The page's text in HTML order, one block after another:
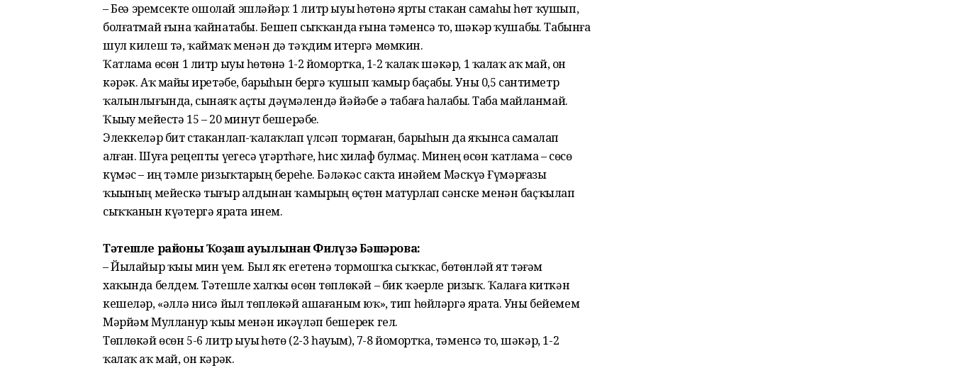
– Беҙҙә эремсекте ошолай эшләйҙәр: 1 литр ыуыҙ һөтөнә ярты стакан самаһы һөт ҡушып,
болғатмай ғына ҡайнатабыҙ. Бешеп сыҡҡанда ғына тәменсә тоҙ, шәкәр ҡушабыҙ. Табынға
шул килеш тә, ҡаймаҡ менән дә тәҡдим итергә мөмкин.
Ҡатлама өсөн 1 литр ыуыҙ һөтөнә 1-2 йомортҡа, 1-2 ҡалаҡ шәкәр, 1 ҡалаҡ аҡ май, он
кәрәк. Аҡ майҙы иретәбеҙ, барыһын бергә ҡушып ҡамыр баҫабыҙ. Уны 0,5 сантиметр
ҡалынлығында, сынаяҡ аҫты дәүмәлендә йәйәбеҙ ҙә табаға һалабыҙ. Таба майланмай.
Ҡыҙыу мейестә 15 – 20 минут бешерәбеҙ.
Элеккеләр бит стаканлап-ҡалаҡлап үлсәп тормаған, барыһын да яҡынса самалап
алған. Шуға рецепты үҙегеҙсә үҙгәртһәгеҙ, һис хилаф булмаҫ. Минең өсөн ҡатлама – сөсө
күмәс – иң тәмле ризыҡтарҙың береһе. Бәләкәс саҡта инәйем Мәсҡүҙә Ғүмәрғазы
ҡыҙының мейескә тығыр алдынан ҡамырҙың өҫтөн матурлап сәнске менән баҫҡылап
сыҡҡанын күҙәтергә ярата инем.
Тәтешле районы Ҡоҙаш ауылынан Филүзә Бәшәрова:
– Йылайыр ҡыҙы мин үҙем. Был яҡ егетенә тормошҡа сыҡҡас, бөтөнләй ят тәғәм
хаҡында белдем. Тәтешле халҡы өсөн төплөкәй – бик ҡәҙерле ризыҡ. Ҡалаға киткән
кешеләр, «әллә нисә йыл төплөкәй ашағаным юҡ», тип һөйләргә ярата. Уны бейемем
Мәрйәм Мулланур ҡыҙы менән икәүләп бешерҙек гел.
Төплөкәй өсөн 5-6 литр ыуыҙ һөтө (2-3 һауым), 7-8 йомортҡа, тәменсә тоҙ, шәкәр, 1-2
ҡалаҡ аҡ май, он кәрәк.